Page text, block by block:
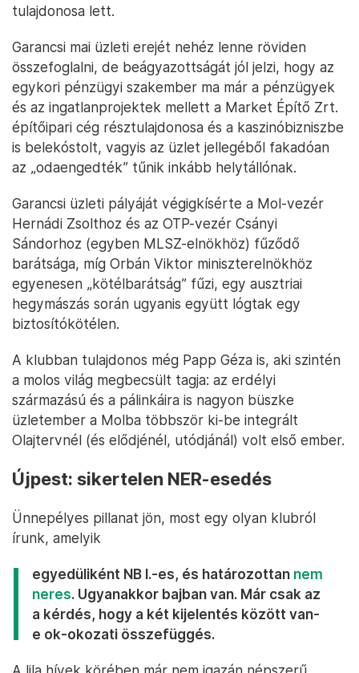
tulajdonosa lett.
Garancsi mai üzleti erejét nehéz lenne röviden
összefoglalni, de beágyazottságát jól jelzi, hogy az
egykori pénzügyi szakember ma már a pénzügyek
és az ingatlanprojektek mellett a Market Építő Zrt.
építőipari cég résztulajdonosa és a kaszinóbizniszbe
is belekóstolt, vagyis az üzlet jellegéből fakadóan
az „odaengedték” tűnik inkább helytállónak.
Garancsi üzleti pályáját végigkísérte a Mol-vezér
Hernádi Zsolthoz és az OTP-vezér Csányi
Sándorhoz (egyben MLSZ-elnökhöz) fűződő
barátsága, míg Orbán Viktor miniszterelnökhöz
egyenesen „kötélbarátság” fűzi, egy ausztriai
hegymászás során ugyanis együtt lógtak egy
biztosítókötélen.
A klubban tulajdonos még Papp Géza is, aki szintén
a molos világ megbecsült tagja: az erdélyi
származású és a pálinkáira is nagyon büszke
üzletember a Molba többször ki-be integrált
Olajtervnél (és elődjénél, utódjánál) volt első ember.
Újpest: sikertelen NER-esedés
Ünnepélyes pillanat jön, most egy olyan klubról
írunk, amelyik
egyedüliként NB I.-es, és határozottan nem
neres. Ugyanakkor bajban van. Már csak az
a kérdés, hogy a két kijelentés között van-
e ok-okozati összefüggés.